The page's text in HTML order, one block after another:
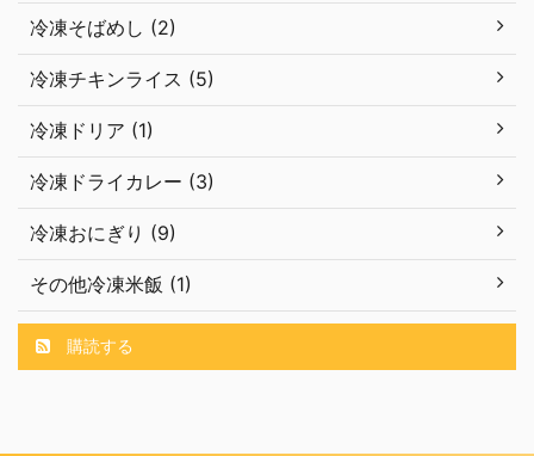
冷凍そばめし (2)
冷凍チキンライス (5)
冷凍ドリア (1)
冷凍ドライカレー (3)
冷凍おにぎり (9)
その他冷凍米飯 (1)
購読する